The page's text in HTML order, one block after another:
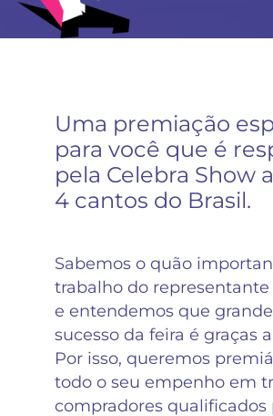
Uma premiação
para você que é
pela Celebra Show
4 cantos do Brasil.
Sabemos o quão
trabalho do
e entendemos que
sucesso da feira é graças
Por isso, queremos
todo o seu empenho em
compradores qualificados